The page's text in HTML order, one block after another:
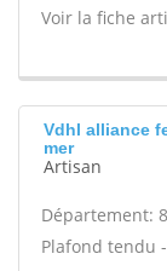
Voir la fiche
Vdhl alliance
mer
Artisan
Département:
Plafond tendu -